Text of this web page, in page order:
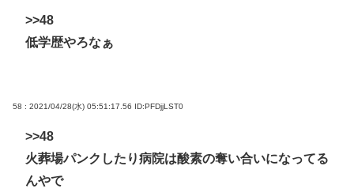
>>48
低学歴やろなぁ
58 : 2021/04/28(水) 05:51:17.56 ID:PFDjjLST0
>>48
火葬場パンクしたり病院は酸素の奪い合いになってる
んやで